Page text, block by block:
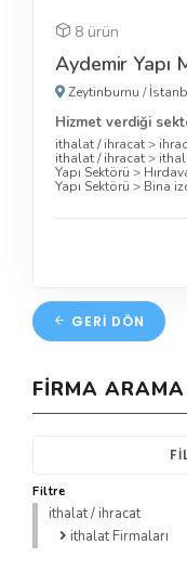
8 ürün
Aydemir Yapı
Zeytinburnu /
Hizmet verdiği
ithalat / ihracat>
ithalat / ihracat>
Yapı Sektörü >
Yapı Sektörü > Bina
GERI DÖN
FIRMA ARAMA
Filtre
ithalat / ihracat
ithalat Firmaları